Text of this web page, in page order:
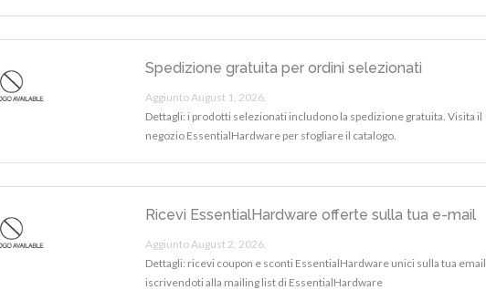
Spedizione gratuita per ordini selezionati
Aggiunto August 1, 2026.
Dettagli: i prodotti selezionati includono la spedizione gratuita. Visita il
negozio EssentialHardware per sfogliare il catalogo.
Ricevi EssentialHardware offerte sulla tua e-mail
Aggiunto August 2, 2026.
Dettagli: ricevi coupon e sconti EssentialHardware unici sulla tua email
iscrivendoti alla mailing list di EssentialHardware